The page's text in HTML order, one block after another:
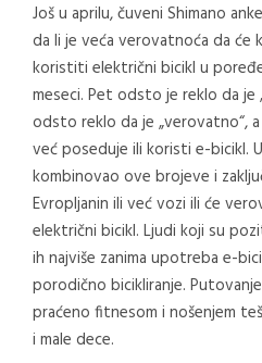
Još u aprilu, čuveni Shimano
da li je veća verovatnoća da će
koristiti električni bicikl u
meseci. Pet odsto je reklo da je
odsto reklo da je „verovatno“,
već poseduje ili koristi e-bicikl.
kombinovao ove brojeve i
Evropljanin ili već vozi ili će
električni bicikl. Ljudi koji su
ih najviše zanima upotreba e-
porodično bicikliranje.
praćeno fitnesom i nošenjem
i male dece.